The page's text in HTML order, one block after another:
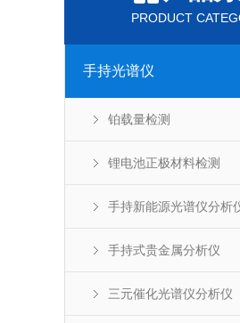
PRODUCT
手持光谱仪
铂载量检测
锂电池正极材料检测
手持新能源光谱仪分析
手持式贵金属分析仪
三元催化光谱仪分析仪